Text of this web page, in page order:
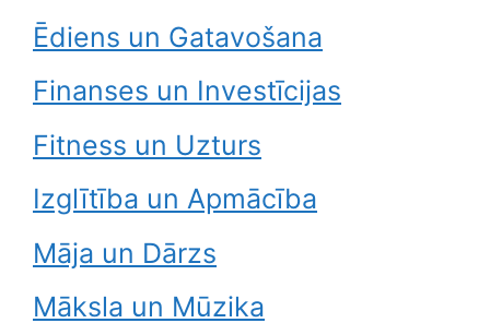
Ēdiens un Gatavošana
Finanses un Investīcijas
Fitness un Uzturs
Izglītība un Apmācība
Māja un Dārzs
Māksla un Mūzika